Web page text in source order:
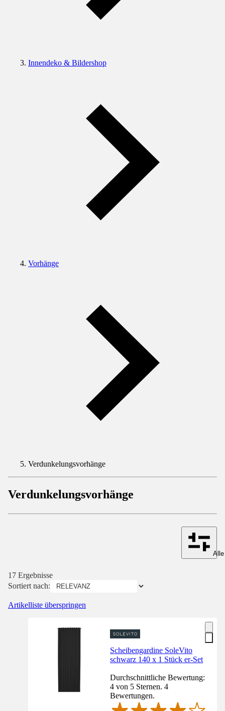
Innendeko & Bildershop
Vorhänge
Verdunkelungsvorhänge
Verdunkelungsvorhänge
17 Ergebnisse
Sortiert nach:
Artikelliste überspringen
Scheibengardine SoleVito
schwarz 140 x 1 Stück er-Set
Durchschnittliche Bewertung:
4 von 5 Sternen. 4
Bewertungen.